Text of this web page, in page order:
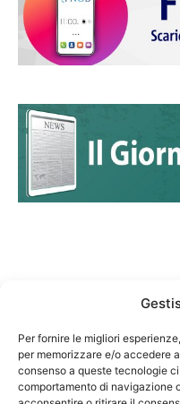
Per fornire le migliori
per memorizzare e/o accedere
consenso a queste tecnologie
comportamento di navigazione
Federazione
codice